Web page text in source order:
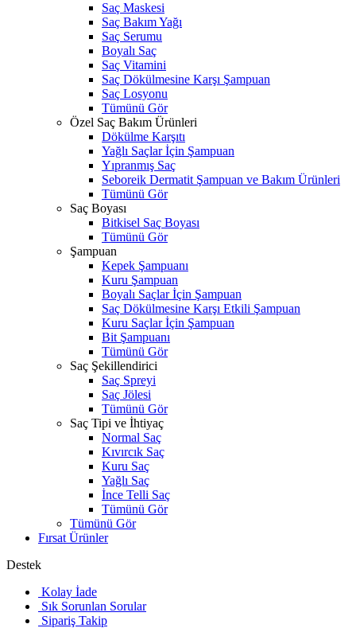
Saç Maskesi
Saç Bakım Yağı
Saç Serumu
Boyalı Saç
Saç Vitamini
Saç Dökülmesine Karşı Şampuan
Saç Losyonu
Tümünü Gör
Özel Saç Bakım Ürünleri
Dökülme Karşıtı
Yağlı Saçlar İçin Şampuan
Yıpranmış Saç
Seboreik Dermatit Şampuan ve Bakım Ürünleri
Tümünü Gör
Saç Boyası
Bitkisel Saç Boyası
Tümünü Gör
Şampuan
Kepek Şampuanı
Kuru Şampuan
Boyalı Saçlar İçin Şampuan
Saç Dökülmesine Karşı Etkili Şampuan
Kuru Saçlar İçin Şampuan
Bit Şampuanı
Tümünü Gör
Saç Şekillendirici
Saç Spreyi
Saç Jölesi
Tümünü Gör
Saç Tipi ve İhtiyaç
Normal Saç
Kıvırcık Saç
Kuru Saç
Yağlı Saç
İnce Telli Saç
Tümünü Gör
Tümünü Gör
Fırsat Ürünler
Destek
Kolay İade
Sık Sorunlan Sorular
Sipariş Takip